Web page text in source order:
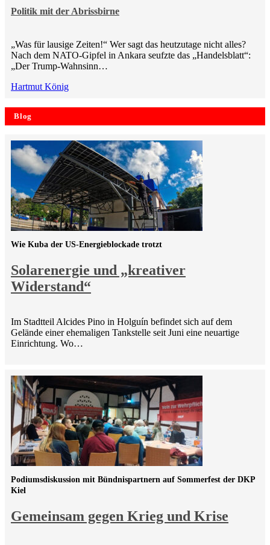
Politik mit der Abrissbirne
„Was für lausige Zeiten!“ Wer sagt das heutzutage nicht alles?
Nach dem NATO-Gipfel in Ankara seufzte das „Handelsblatt“:
„Der Trump-Wahnsinn…
Hartmut König
Blog
Solarenergie und „kreativer
Widerstand“
Wie Kuba der US-Energieblockade trotzt
Im Stadtteil Alcides Pino in Holguín befindet sich auf dem
Gelände einer ehemaligen Tankstelle seit Juni eine neuartige
Einrichtung. Wo…
Gemeinsam gegen Krieg und Krise
Podiumsdiskussion mit Bündnispartnern auf Sommerfest der DKP
Kiel